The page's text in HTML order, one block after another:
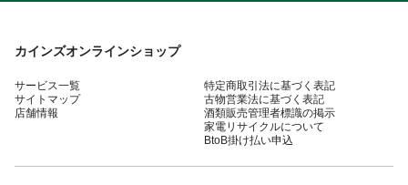
カインズオンラインショップ
サービス一覧
サイトマップ
店舗情報
特定商取引法に基づく表記
古物営業法に基づく表記
酒類販売管理者標識の掲示
家電リサイクルについて
BtoB掛け払い申込